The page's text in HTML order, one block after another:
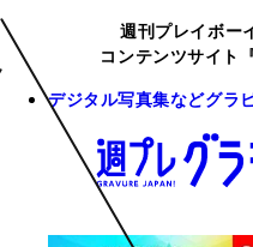
週刊プレイボー
コンテンツサイト
デジタル写真集などグラ